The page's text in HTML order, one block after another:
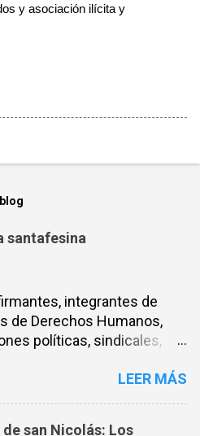
y asociación ilícita y
santafesina
integrantes de
de Derechos Humanos,
políticas, sindicales,
con la compañera
LEER MÁS
san Nicolás: Los